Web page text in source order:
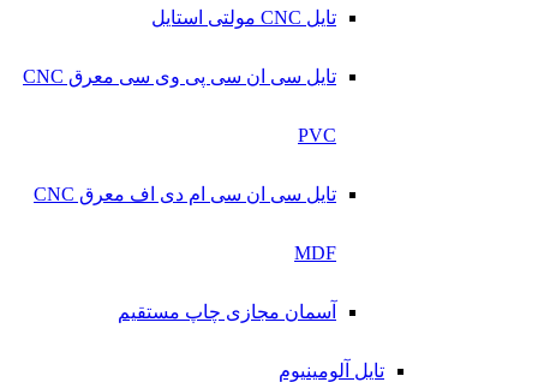
تایل CNC مولتی استایل
تایل سی ان سی پی وی سی معرق CNC
PVC
تایل سی ان سی ام دی اف معرق CNC
MDF
آسمان مجازی چاپ مستقیم
تایل آلومینیوم